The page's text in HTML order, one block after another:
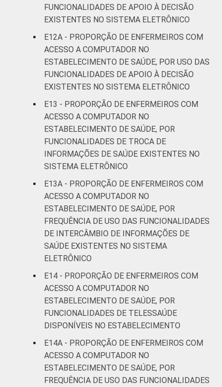
FUNCIONALIDADES DE APOIO À DECISÃO
EXISTENTES NO SISTEMA ELETRÔNICO
E12A - PROPORÇÃO DE ENFERMEIROS COM
ACESSO A COMPUTADOR NO
ESTABELECIMENTO DE SAÚDE, POR USO DAS
FUNCIONALIDADES DE APOIO À DECISÃO
EXISTENTES NO SISTEMA ELETRÔNICO
E13 - PROPORÇÃO DE ENFERMEIROS COM
ACESSO A COMPUTADOR NO
ESTABELECIMENTO DE SAÚDE, POR
FUNCIONALIDADES DE TROCA DE
INFORMAÇÕES DE SAÚDE EXISTENTES NO
SISTEMA ELETRÔNICO
E13A - PROPORÇÃO DE ENFERMEIROS COM
ACESSO A COMPUTADOR NO
ESTABELECIMENTO DE SAÚDE, POR
FREQUÊNCIA DE USO DAS FUNCIONALIDADES
DE INTERCÂMBIO DE INFORMAÇÕES DE
SAÚDE EXISTENTES NO SISTEMA
ELETRÔNICO
E14 - PROPORÇÃO DE ENFERMEIROS COM
ACESSO A COMPUTADOR NO
ESTABELECIMENTO DE SAÚDE, POR
FUNCIONALIDADES DE TELESSAÚDE
DISPONÍVEIS NO ESTABELECIMENTO
E14A - PROPORÇÃO DE ENFERMEIROS COM
ACESSO A COMPUTADOR NO
ESTABELECIMENTO DE SAÚDE, POR
FREQUÊNCIA DE USO DAS FUNCIONALIDADES